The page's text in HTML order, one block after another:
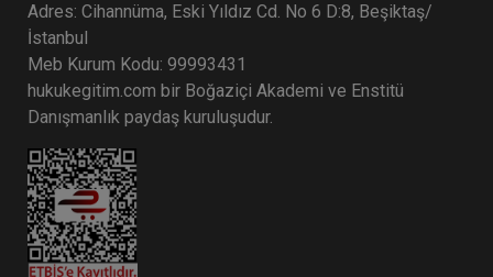
CJC: 2. Sezon 5. Nüsha: Yargıtay
Kararları Dergisi Ocak 2023 ve Şubat
2024 Medenî Hukuka İlişkin Kararlar
Eğitim Yapıldı
Hukuk TV
Adres: Cihannüma, Eski Yıldız Cd. No 6 D:8, Beşiktaş/
İstanbul
Meb Kurum Kodu: 99993431
hukukegitim.com bir Boğaziçi Akademi ve Enstitü
Danışmanlık paydaş kuruluşudur.